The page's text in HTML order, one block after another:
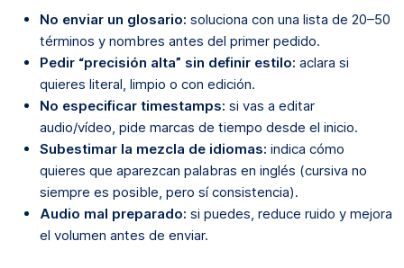
No enviar un glosario: soluciona con una lista de 20–50
términos y nombres antes del primer pedido.
Pedir “precisión alta” sin definir estilo: aclara si
quieres literal, limpio o con edición.
No especificar timestamps: si vas a editar
audio/vídeo, pide marcas de tiempo desde el inicio.
Subestimar la mezcla de idiomas: indica cómo
quieres que aparezcan palabras en inglés (cursiva no
siempre es posible, pero sí consistencia).
Audio mal preparado: si puedes, reduce ruido y mejora
el volumen antes de enviar.